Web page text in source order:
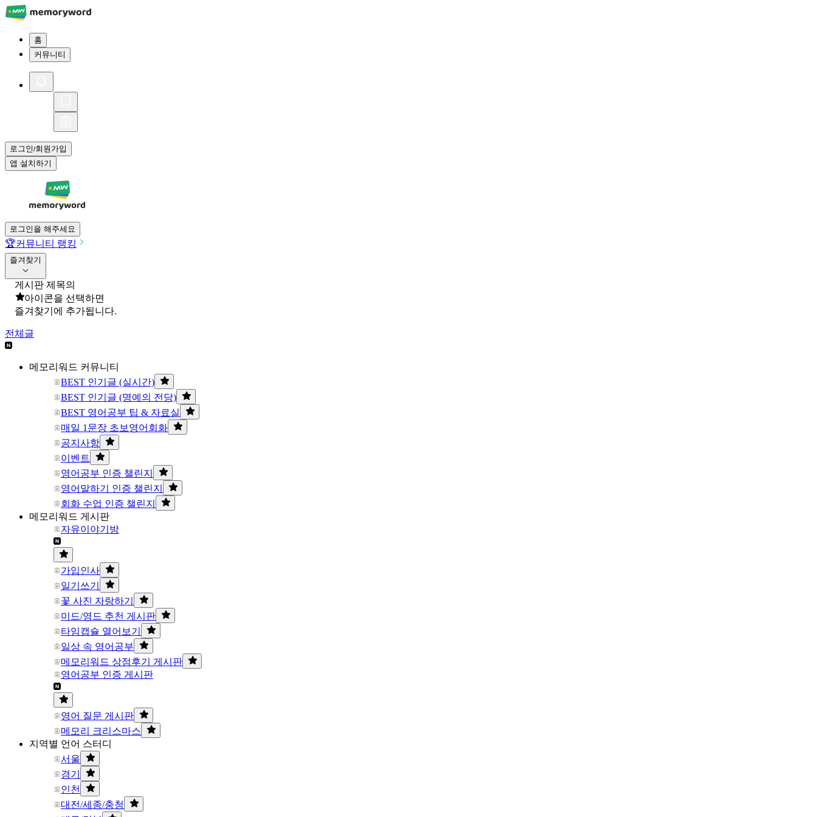
홈
커뮤니티
로그인/회원가입
앱 설치하기
로그인을 해주세요
🏆커뮤니티 랭킹
즐겨찾기
게시판 제목의
아이콘을 선택하면
즐겨찾기에 추가됩니다.
전체글
메모리워드 커뮤니티
BEST 인기글 (실시간)
BEST 인기글 (명예의 전당)
BEST 영어공부 팁 & 자료실
매일 1문장 초보영어회화
공지사항
이벤트
영어공부 인증 챌린지
영어말하기 인증 챌린지
회화 수업 인증 챌린지
메모리워드 게시판
자유이야기방
가입인사
일기쓰기
꽃 사진 자랑하기
미드/영드 추천 게시판
타임캡슐 열어보기
일상 속 영어공부
메모리워드 상점후기 게시판
영어공부 인증 게시판
영어 질문 게시판
메모리 크리스마스
지역별 언어 스터디
서울
경기
인천
대전/세종/충청